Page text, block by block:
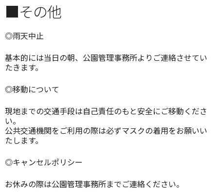
■その他
◎雨天中止
基本的には当日の朝、公園管理事務所よりご連絡させてい
たきます。
◎移動について
現地までの交通手段は自己責任のもと安全にご移動くださ
い。
公共交通機関をご利用の際は必ずマスクの着用をお願いい
たします。
◎キャンセルポリシー
お休みの際は公園管理事務所までご連絡ください。